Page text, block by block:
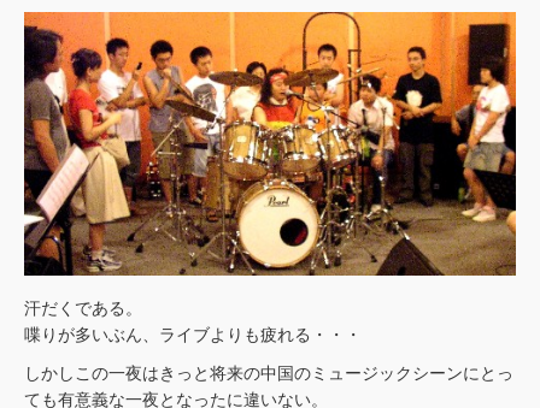
汗だくである。
喋りが多いぶん、ライブよりも疲れる・・・
しかしこの一夜はきっと将来の中国のミュージックシーンにとっ
ても有意義な一夜となったに違いない。